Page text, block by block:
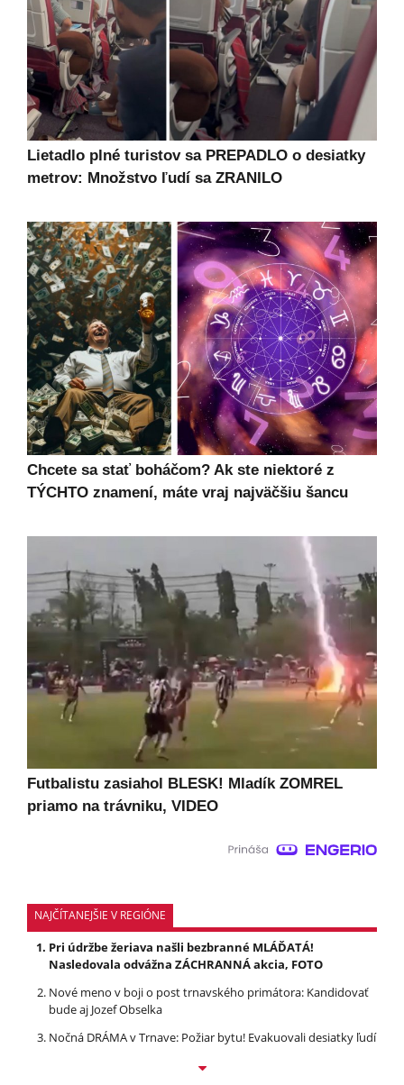
Lietadlo plné turistov sa PREPADLO o desiatky
metrov: Množstvo ľudí sa ZRANILO
Chcete sa stať boháčom? Ak ste niektoré z
TÝCHTO znamení, máte vraj najväčšiu šancu
Futbalistu zasiahol BLESK! Mladík ZOMREL
priamo na trávniku, VIDEO
NAJČÍTANEJŠIE V REGIÓNE
Pri údržbe žeriava našli bezbranné MLÁĎATÁ!
Nasledovala odvážna ZÁCHRANNÁ akcia, FOTO
Nové meno v boji o post trnavského primátora: Kandidovať
bude aj Jozef Obselka
Nočná DRÁMA v Trnave: Požiar bytu! Evakuovali desiatky ľudí